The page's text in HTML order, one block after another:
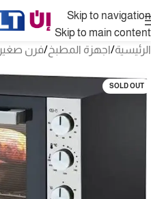
Skip to navigation
Skip to main content
الرئيسية/اجهزة المطبخ/فرن صغير
SOLD OUT